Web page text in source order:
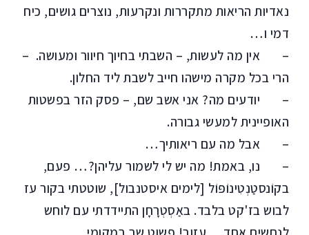
נאדיות הריאות מתקררות ונקרעות, נוצרים גושים, כיח
דמי ו…
– אין מה לעשות, – השבתי בחיוך חיוור ומעושה. –
הרי בכל מקרה מישהו חייב לשבת ליד החלון.
– יודעים מה? אני אשב שם, – פסק הזר בפשטות
האופיינית למעשי גבורה.
– אבל מה עם ריאותיך…
– נו, באמת! מה יש לי לשמור עליהן?… פעם,
בקוֹנסטַנְטִינוֹפּוֹל [לימים איסטנבול], שוטטתי בקור עז
לבוש בז'קט בלבד. באַסְטְרָחָן התיידדתי עם לוחש